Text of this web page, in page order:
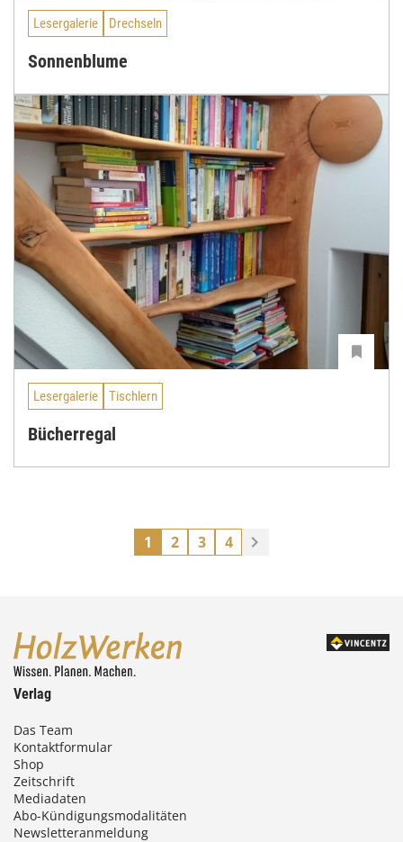
Lesergalerie Drechseln
Sonnenblume
Lesergalerie Tischlern
Bücherregal
1 2 3 4
Verlag
Das Team
Kontaktformular
Shop
Zeitschrift
Mediadaten
Abo-Kündigungsmodalitäten
Newsletteranmeldung